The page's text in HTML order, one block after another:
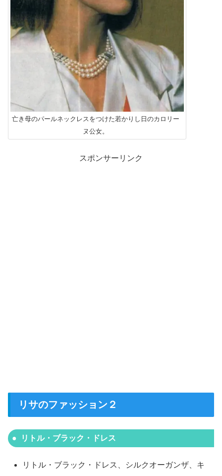
亡き母のパールネックレスをつけた若かりし日のカロリー
ヌ公女。
スポンサーリンク
リサのファッション２
リトル・ブラック・ドレス
リトル・ブラック・ドレス、シルクオーガンザ、キ